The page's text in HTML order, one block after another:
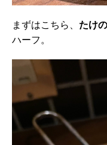
まずはこちら、 たけ
ハーフ。